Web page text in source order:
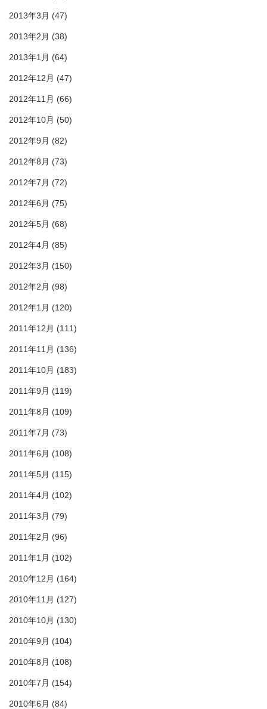
2013年3月 (47)
2013年2月 (38)
2013年1月 (64)
2012年12月 (47)
2012年11月 (66)
2012年10月 (50)
2012年9月 (82)
2012年8月 (73)
2012年7月 (72)
2012年6月 (75)
2012年5月 (68)
2012年4月 (85)
2012年3月 (150)
2012年2月 (98)
2012年1月 (120)
2011年12月 (111)
2011年11月 (136)
2011年10月 (183)
2011年9月 (119)
2011年8月 (109)
2011年7月 (73)
2011年6月 (108)
2011年5月 (115)
2011年4月 (102)
2011年3月 (79)
2011年2月 (96)
2011年1月 (102)
2010年12月 (164)
2010年11月 (127)
2010年10月 (130)
2010年9月 (104)
2010年8月 (108)
2010年7月 (154)
2010年6月 (84)